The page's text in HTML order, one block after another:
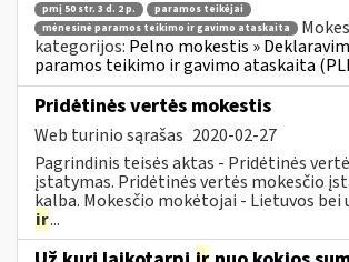
pmį 50 str. 3 d. 2 p.
paramos teikėjai
mėnesinė paramos teikimo ir gavimo ataskaita
kategorijos: Pelno mokestis »
paramos teikimo ir gavimo ataskaita
Pridėtinės vertės mokestis
Web turinio sąrašas 2020-02-27
Pagrindinis teisės aktas - Pridėtinės
įstatymas. Pridėtinės vertės mokesčio
kalba. Mokesčio mokėtojai - Lietuvos
ir...